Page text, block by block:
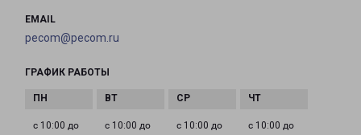
EMAIL
pecom@pecom.ru
ГРАФИК РАБОТЫ
с 10:00 до
с 10:00 до
с 10:00 до
с 10:00 до